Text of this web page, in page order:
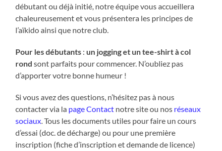
débutant ou déjà initié, notre équipe vous accueillera
chaleureusement et vous présentera les principes de
l’aïkido ainsi que notre club.
Pour les débutants : un jogging et un tee-shirt à col
rond sont parfaits pour commencer. N’oubliez pas
d’apporter votre bonne humeur !
Si vous avez des questions, n’hésitez pas à nous
contacter via la page Contact notre site ou nos réseaux
sociaux. Tous les documents utiles pour faire un cours
d’essai (doc. de décharge) ou pour une première
inscription (fiche d’inscription et demande de licence)